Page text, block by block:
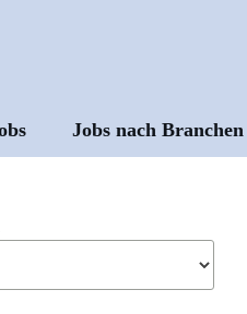
Jobs nach Branchen